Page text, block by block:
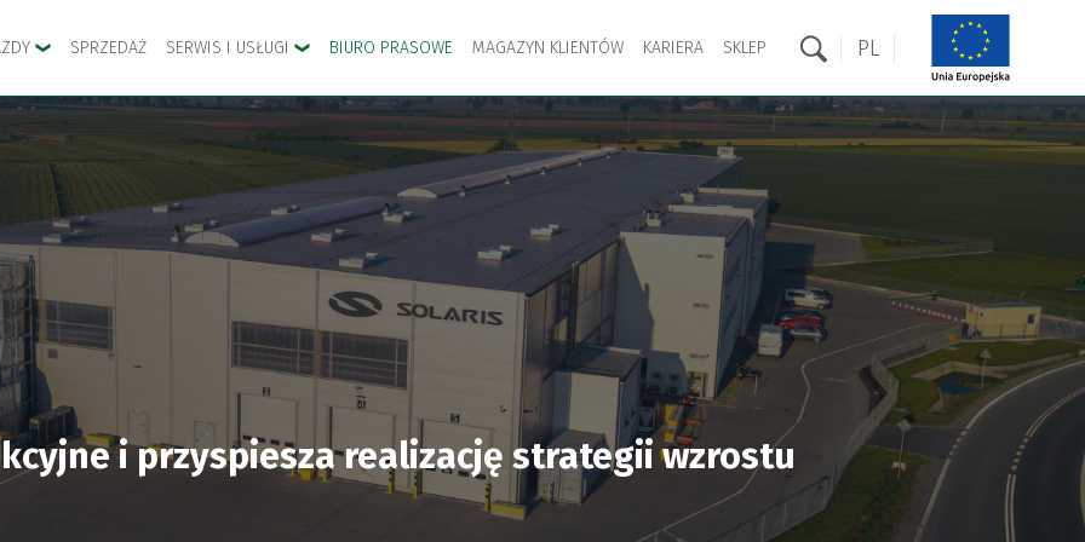
SPRZEDAŻ SERWIS I USŁUGI BIURO PRASOWE MAGAZYN KLIENTÓW KARIERA SKLEP PL
i przyspiesza realizację strategii wzrostu